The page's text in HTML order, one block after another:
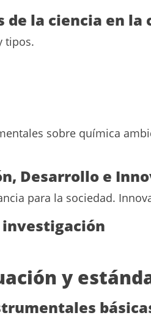
de la ciencia en
tipos.
sobre química
Desarrollo e
para la sociedad.
investigación
y